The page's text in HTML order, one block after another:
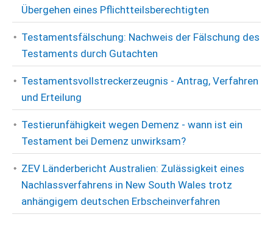
Übergehen eines Pflichtteilsberechtigten
Testamentsfälschung: Nachweis der Fälschung des
Testaments durch Gutachten
Testamentsvollstreckerzeugnis - Antrag, Verfahren
und Erteilung
Testierunfähigkeit wegen Demenz - wann ist ein
Testament bei Demenz unwirksam?
ZEV Länderbericht Australien: Zulässigkeit eines
Nachlassverfahrens in New South Wales trotz
anhängigem deutschen Erbscheinverfahren